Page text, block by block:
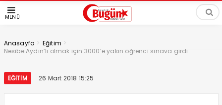
MENÜ
Anasayfa > Eğitim >
Nesibe Aydın’lı olmak için 3000’e yakın öğrenci sınava girdi
EĞITIM 26 Mart 2018 15:25